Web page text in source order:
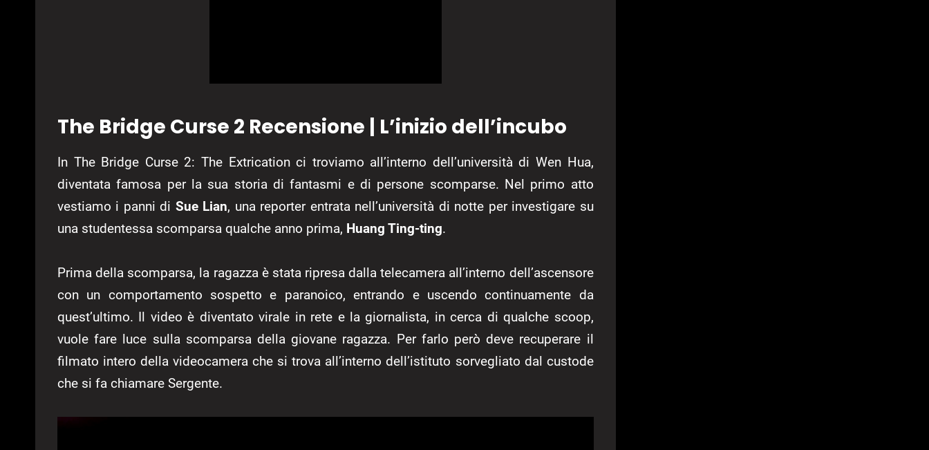
The Bridge Curse 2 Recensione | L’inizio dell’incubo
In The Bridge Curse 2: The Extrication ci troviamo all’interno dell’università di Wen Hua,
diventata famosa per la sua storia di fantasmi e di persone scomparse. Nel primo atto
vestiamo i panni di Sue Lian, una reporter entrata nell’università di notte per investigare su
una studentessa scomparsa qualche anno prima, Huang Ting-ting.
Prima della scomparsa, la ragazza è stata ripresa dalla telecamera all’interno dell’ascensore
con un comportamento sospetto e paranoico, entrando e uscendo continuamente da
quest’ultimo. Il video è diventato virale in rete e la giornalista, in cerca di qualche scoop,
vuole fare luce sulla scomparsa della giovane ragazza. Per farlo però deve recuperare il
filmato intero della videocamera che si trova all’interno dell’istituto sorvegliato dal custode
che si fa chiamare Sergente.